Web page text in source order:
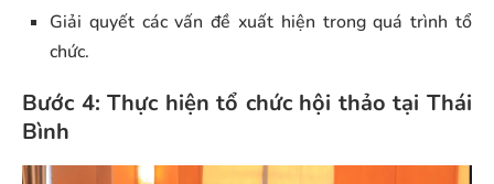
Giải quyết các vấn đề xuất hiện trong quá trình tổ
chức.
Bước 4: Thực hiện tổ chức hội thảo tại Thái
Bình